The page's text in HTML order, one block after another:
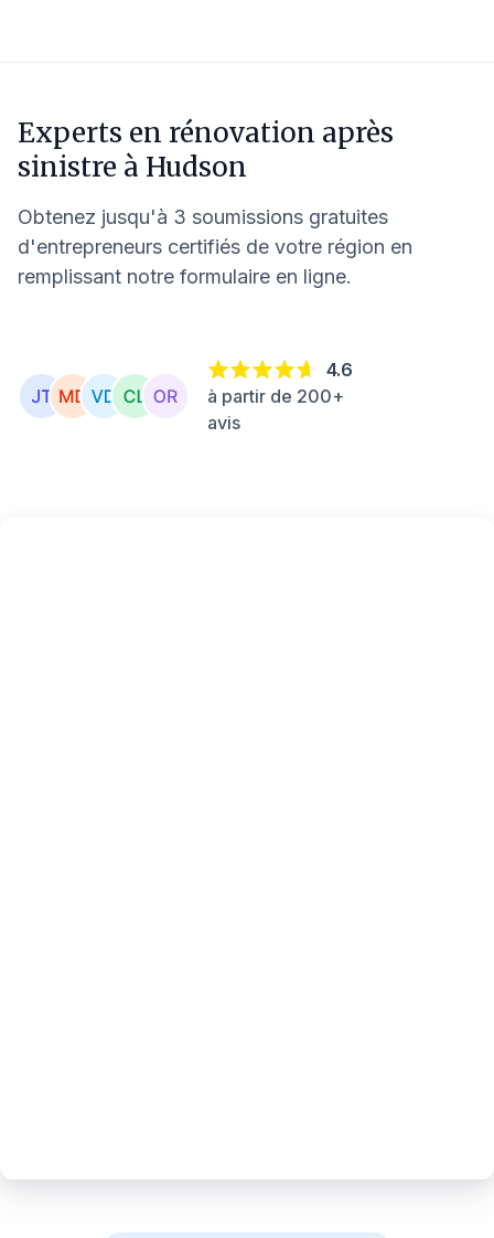
Experts en rénovation après
sinistre à Hudson
Obtenez jusqu'à 3 soumissions gratuites
d'entrepreneurs certifiés de votre région en
remplissant notre formulaire en ligne.
4.6
à partir de 200+
avis